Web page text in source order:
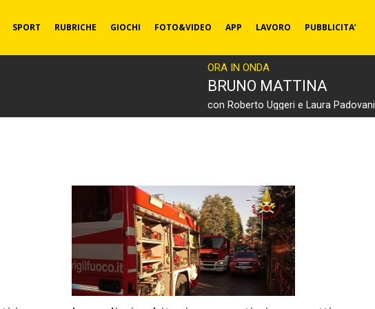
SPORT RUBRICHE GIOCHI FOTO&VIDEO APP LAVORO PUBBLICITA’
ORA IN ONDA
BRUNO MATTINA
con Roberto Uggeri e Laura Padovani